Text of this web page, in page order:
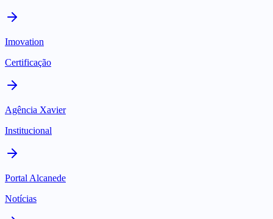
Imovation
Certificação
Agência Xavier
Institucional
Portal Alcanede
Notícias